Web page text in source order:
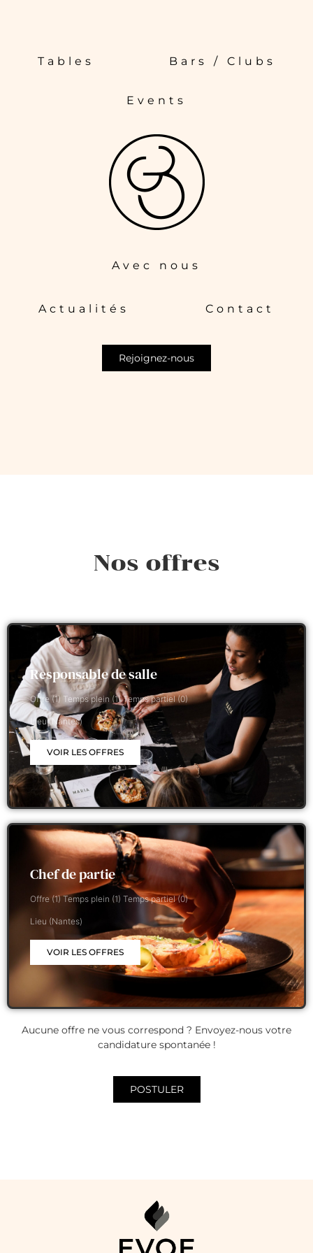
Tables Bars / Clubs
Events
Avec nous
Actualités Contact
Rejoignez-nous
Nos offres
Responsable de salle
Offre (1) Temps plein (1) Temps partiel (0)
Lieu (Nantes)
VOIR LES OFFRES
Chef de partie
Offre (1) Temps plein (1) Temps partiel (0)
Lieu (Nantes)
VOIR LES OFFRES
Aucune offre ne vous correspond ? Envoyez-nous votre
candidature spontanée !
POSTULER